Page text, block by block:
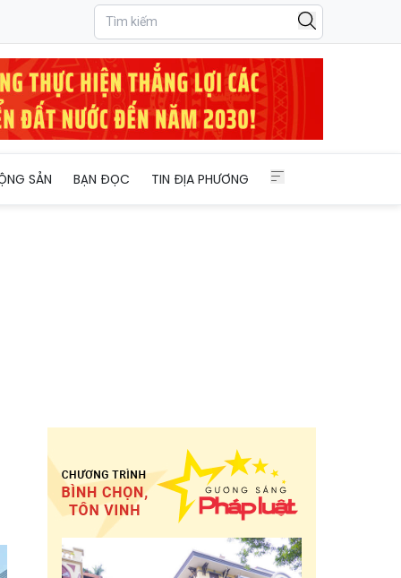
SẢN BẠN ĐỌC TIN ĐỊA PHƯƠNG